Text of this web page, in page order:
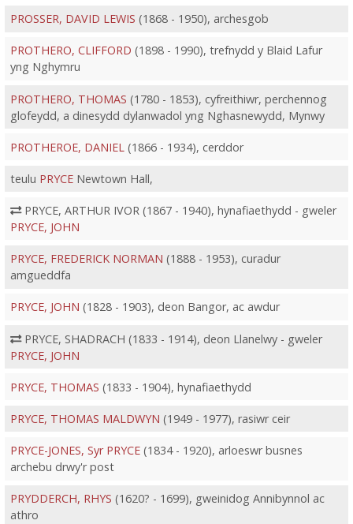
PROSSER, DAVID LEWIS (1868 - 1950), archesgob
PROTHERO, CLIFFORD (1898 - 1990), trefnydd y Blaid Lafur
yng Nghymru
PROTHERO, THOMAS (1780 - 1853), cyfreithiwr, perchennog
glofeydd, a dinesydd dylanwadol yng Nghasnewydd, Mynwy
PROTHEROE, DANIEL (1866 - 1934), cerddor
teulu PRYCENewtown Hall,
PRYCE, ARTHUR IVOR (1867 - 1940), hynafiaethydd - gweler
PRYCE, JOHN
PRYCE, FREDERICK NORMAN (1888 - 1953), curadur
amgueddfa
PRYCE, JOHN (1828 - 1903), deon Bangor, ac awdur
PRYCE, SHADRACH (1833 - 1914), deon Llanelwy - gweler
PRYCE, JOHN
PRYCE, THOMAS (1833 - 1904), hynafiaethydd
PRYCE, THOMAS MALDWYN (1949 - 1977), rasiwr ceir
PRYCE-JONES, Syr PRYCE(1834 - 1920), arloeswr busnes
archebu drwy'r post
PRYDDERCH, RHYS (1620? - 1699), gweinidog Annibynnol ac
athro